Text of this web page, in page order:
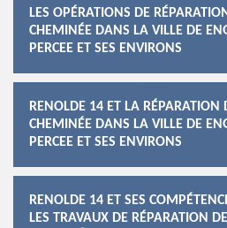
LES OPÉRATIONS DE
CHEMINÉE DANS LA VILLE DE
PERCEE ET SES ENVIRONS
RENOLDE 14 ET LA RÉPARATION
CHEMINÉE DANS LA VILLE DE
PERCEE ET SES ENVIRONS
RENOLDE 14 ET SES
LES TRAVAUX DE RÉPARATION